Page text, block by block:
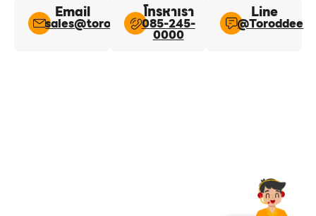
Email
sales@toroddee.com
โทรหาเรา
085-245-
0000
Line​
@Toroddee​